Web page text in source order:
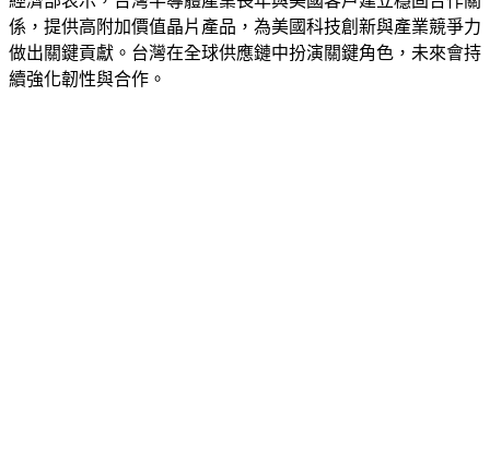
係，提供高附加價值晶片產品，為美國科技創新與產業競爭力
做出關鍵貢獻。台灣在全球供應鏈中扮演關鍵角色，未來會持
續強化韌性與合作。